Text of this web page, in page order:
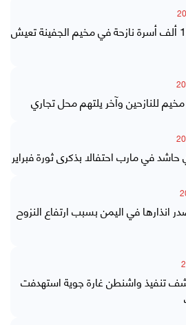
الهجرة الدولية: 16 ألف أسرة نازحة في مخيم الجفينة تعيش
للنازحين وآخر يلتهم محل تجاري
في مارب احتفالا بذكرى ثورة فبراير
انذارها في اليمن بسبب ارتفاع النزوح
تنفيذ واشنطن غارة جوية استهدفت